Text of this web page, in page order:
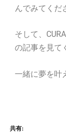
んでみてくだ
そして、
の記事を見て
一緒に夢を叶
共有: